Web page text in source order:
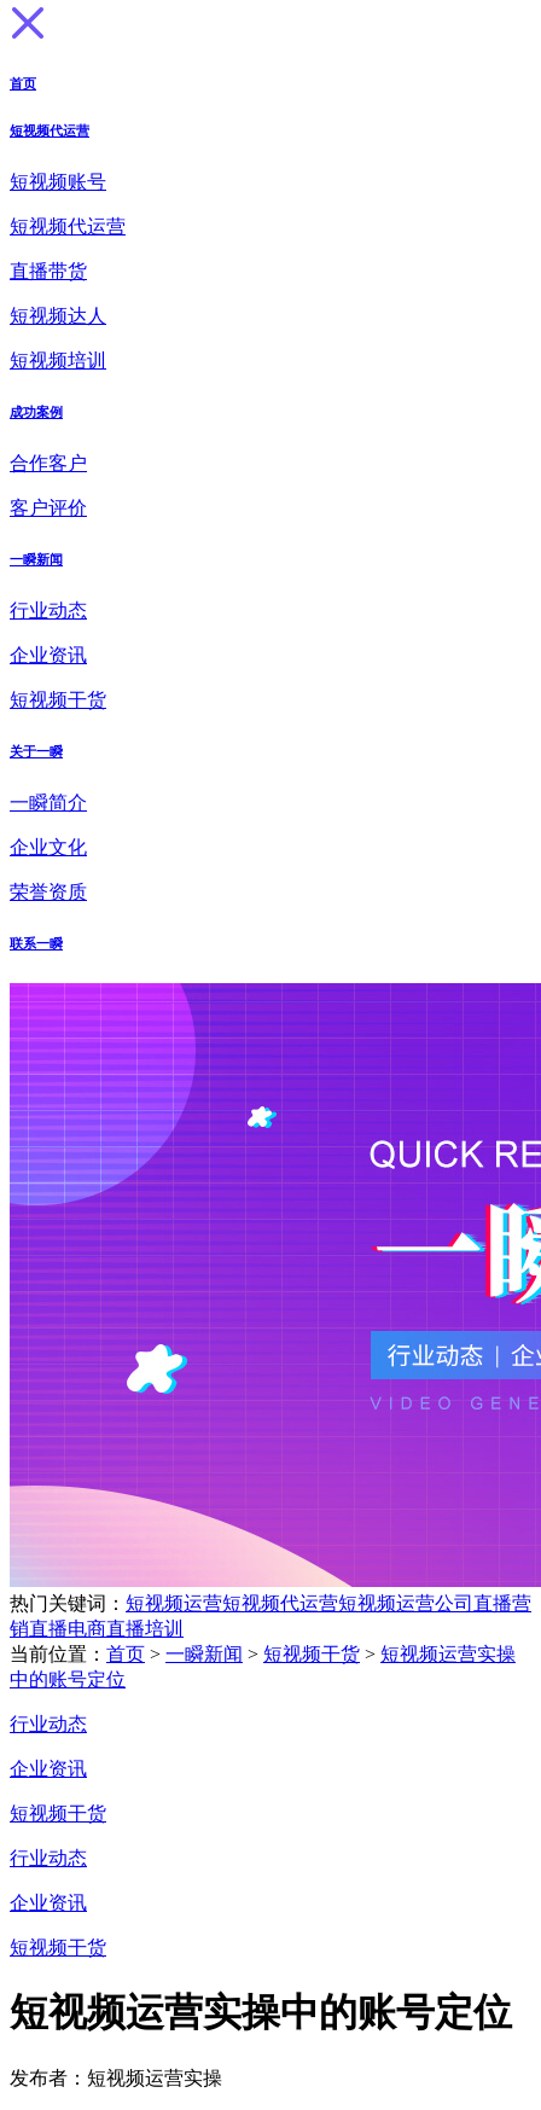
首页
短视频代运营
短视频账号
短视频代运营
直播带货
短视频达人
短视频培训
成功案例
合作客户
客户评价
一瞬新闻
行业动态
企业资讯
短视频干货
关于一瞬
一瞬简介
企业文化
荣誉资质
联系一瞬
热门关键词： 短视频运营短视频代运营短视频运营公司 直播营
销直播电商直播培训
当前位置： 首页 > 一瞬新闻 > 短视频干货 > 短视频运营实操
中的账号定位
行业动态
企业资讯
短视频干货
行业动态
企业资讯
短视频干货
短视频运营实操中的账号定位
发布者：短视频运营实操